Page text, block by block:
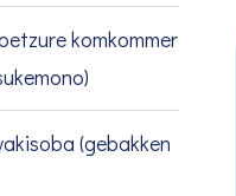
komkommer
(gebakken